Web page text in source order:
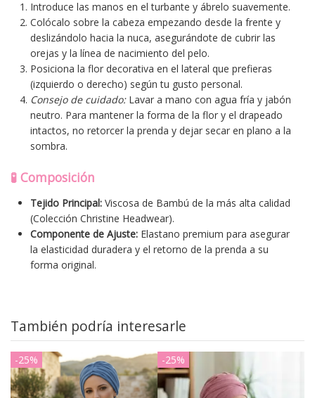
Introduce las manos en el turbante y ábrelo suavemente.
Colócalo sobre la cabeza empezando desde la frente y
deslizándolo hacia la nuca, asegurándote de cubrir las
orejas y la línea de nacimiento del pelo.
Posiciona la flor decorativa en el lateral que prefieras
(izquierdo o derecho) según tu gusto personal.
Consejo de cuidado:Lavar a mano con agua fría y jabón
neutro. Para mantener la forma de la flor y el drapeado
intactos, no retorcer la prenda y dejar secar en plano a la
sombra.
🧪 Composición
Tejido Principal: Viscosa de Bambú de la más alta calidad
(Colección Christine Headwear).
Componente de Ajuste: Elastano premium para asegurar
la elasticidad duradera y el retorno de la prenda a su
forma original.
También podría interesarle
-25% -25%